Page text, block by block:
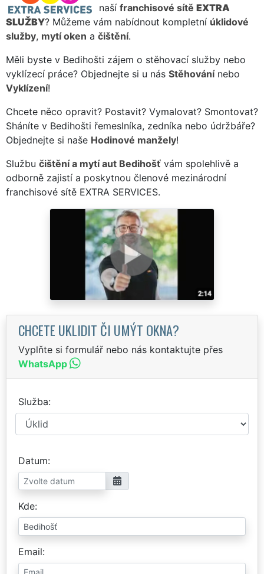
naší franchisové sítě EXTRA
SLUŽBY? Můžeme vám nabídnout kompletní úklidové
služby, mytí oken a čištění.
Měli byste v Bedihošti zájem o stěhovací služby nebo
vyklízecí práce? Objednejte si u nás Stěhovánínebo
Vyklízení!
Chcete něco opravit? Postavit? Vymalovat? Smontovat?
Sháníte v Bedihošti řemeslníka, zedníka nebo údržbáře?
Objednejte si naše Hodinové manžely!
Službu čištění a mytí aut Bedihošť vám spolehlivě a
odborně zajistí a poskytnou členové mezinárodní
franchisové sítě EXTRA SERVICES.
CHCETE UKLIDIT ČI UMÝT OKNA?
Vyplňte si formulář nebo nás kontaktujte přes
WhatsApp
Služba
Datum
Kde
Email